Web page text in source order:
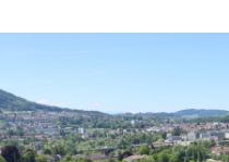
Chiedi a un esperto
Affidati agli esperti per
compliance globale
Integra l'HR globale
flessibile
Français
Deutsch